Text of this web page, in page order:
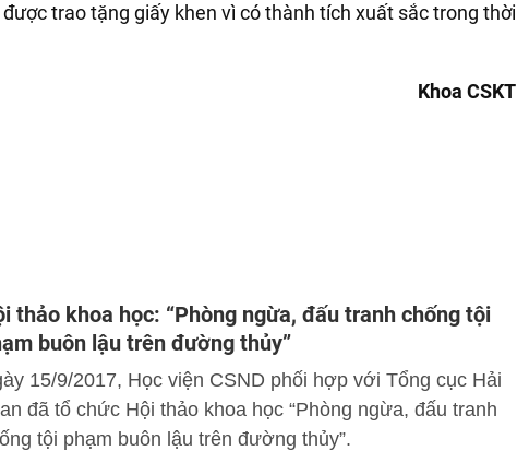
trao tặng giấy khen vì có thành tích xuất sắc trong thời
Khoa CSKT
thảo khoa học: “Phòng ngừa, đấu tranh chống tội
buôn lậu trên đường thủy”
15/9/2017, Học viện CSND phối hợp với Tổng cục Hải
đã tổ chức Hội thảo khoa học “Phòng ngừa, đấu tranh
tội phạm buôn lậu trên đường thủy”.